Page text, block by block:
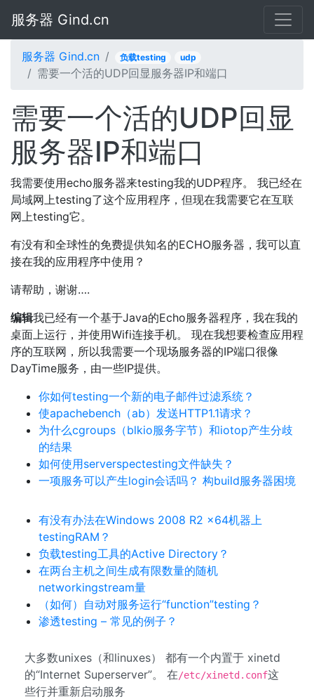
服务器 Gind.cn
服务器 Gind.cn 负载testing udp
需要一个活的UDP回显服务器IP和端口
需要一个活的UDP回显
服务器IP和端口
我需要使用echo服务器来testing我的UDP程序。 我已经在
局域网上testing了这个应用程序，但现在我需要它在互联
网上testing它。
有没有和全球性的免费提供知名的ECHO服务器，我可以直
接在我的应用程序中使用？
请帮助，谢谢….
编辑我已经有一个基于Java的Echo服务器程序，我在我的
桌面上运行，并使用Wifi连接手机。 现在我想要检查应用程
序的互联网，所以我需要一个现场服务器的IP端口很像
DayTime服务，由一些IP提供。
你如何testing一个新的电子邮件过滤系统？
使apachebench（ab）发送HTTP1.1请求？
为什么cgroups（blkio服务字节）和iotop产生分歧
的结果
如何使用serverspectesting文件缺失？
一项服务可以产生login会话吗？ 构build服务器困境
有没有办法在Windows 2008 R2 x64机器上
testingRAM？
负载testing工具的Active Directory？
在两台主机之间生成有限数量的随机
networkingstream量
（如何）自动对服务运行“function”testing？
渗透testing – 常见的例子？
大多数unixes（和linuxes） 都有一个内置于 xinetd
的“Internet Superserver”。 在/etc/xinetd.conf这
些行并重新启动服务